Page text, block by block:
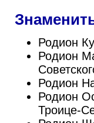
Родион
Родион
Родион
Родион
Троице-